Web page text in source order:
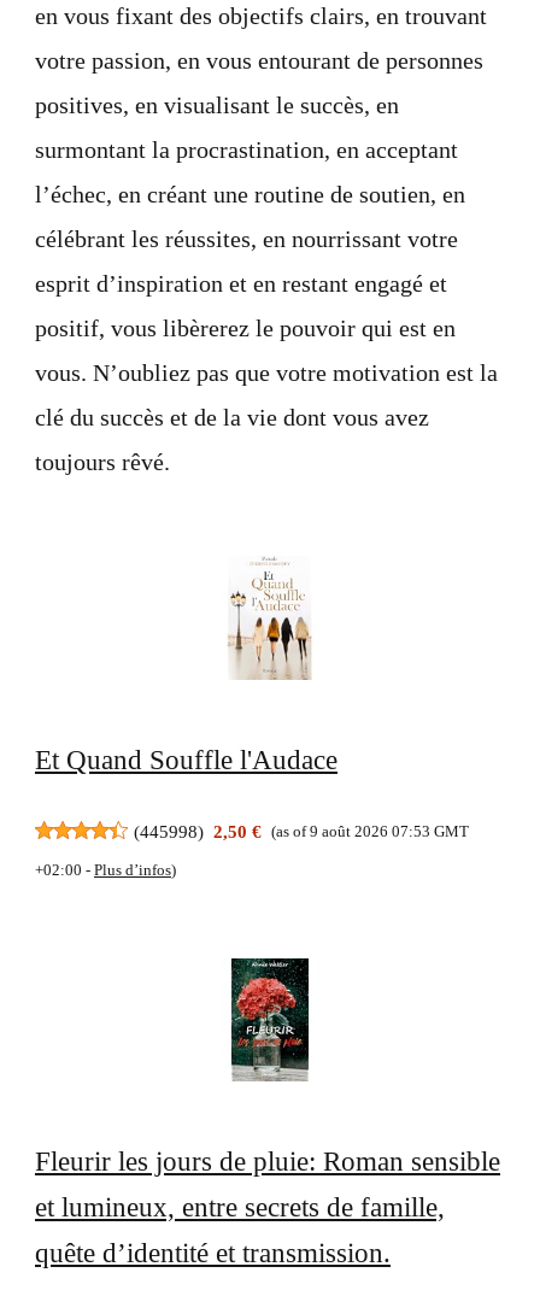
en vous fixant des objectifs clairs, en trouvant
votre passion, en vous entourant de personnes
positives, en visualisant le succès, en
surmontant la procrastination, en acceptant
l’échec, en créant une routine de soutien, en
célébrant les réussites, en nourrissant votre
esprit d’inspiration et en restant engagé et
positif, vous libèrerez le pouvoir qui est en
vous. N’oubliez pas que votre motivation est la
clé du succès et de la vie dont vous avez
toujours rêvé.
Et Quand Souffle l'Audace
(445998) 2,50 € (as of 9 août 2026 07:53 GMT
+02:00 - Plus d’infos)
Fleurir les jours de pluie: Roman sensible
et lumineux, entre secrets de famille,
quête d’identité et transmission.